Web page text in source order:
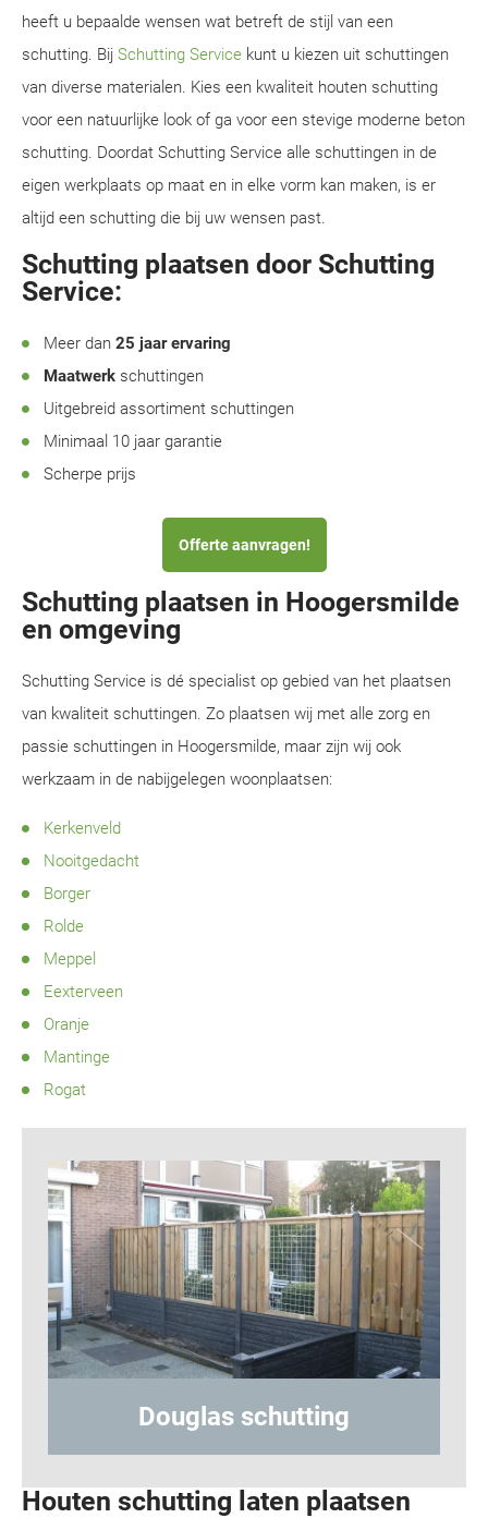
heeft u bepaalde wensen wat betreft de stijl van een
schutting. Bij Schutting Service kunt u kiezen uit schuttingen
van diverse materialen. Kies een kwaliteit houten schutting
voor een natuurlijke look of ga voor een stevige moderne beton
schutting. Doordat Schutting Service alle schuttingen in de
eigen werkplaats op maat en in elke vorm kan maken, is er
altijd een schutting die bij uw wensen past.
Schutting plaatsen door Schutting
Service:
Meer dan 25 jaar ervaring
Maatwerk schuttingen
Uitgebreid assortiment schuttingen
Minimaal 10 jaar garantie
Scherpe prijs
Offerte aanvragen!
Schutting plaatsen in Hoogersmilde
en omgeving
Schutting Service is dé specialist op gebied van het plaatsen
van kwaliteit schuttingen. Zo plaatsen wij met alle zorg en
passie schuttingen in Hoogersmilde, maar zijn wij ook
werkzaam in de nabijgelegen woonplaatsen:
Kerkenveld
Nooitgedacht
Borger
Rolde
Meppel
Eexterveen
Oranje
Mantinge
Rogat
Hout-betonschutting
Houten schutting laten plaatsen